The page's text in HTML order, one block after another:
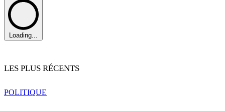
Loading...
LES PLUS RÉCENTS
POLITIQUE